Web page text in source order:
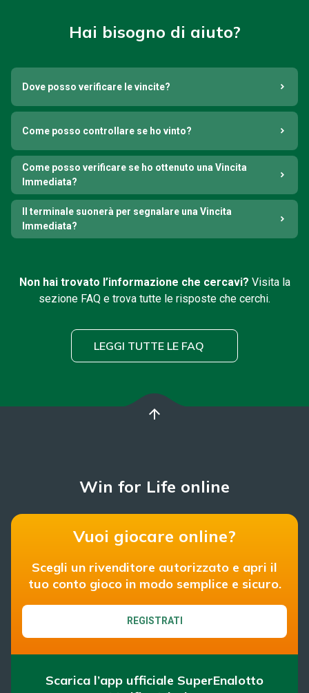
Hai bisogno di aiuto?
Dove posso verificare le vincite?
Come posso controllare se ho vinto?
Come posso verificare se ho ottenuto una Vincita
Immediata?
Il terminale suonerà per segnalare una Vincita
Immediata?
Non hai trovato l’informazione che cercavi? Visita la
sezione FAQ e trova tutte le risposte che cerchi.
LEGGI TUTTE LE FAQ
arrow_upward
Win for Life online
Vuoi giocare online?
Scegli un rivenditore autorizzato e apri il
tuo conto gioco in modo semplice e sicuro.
REGISTRATI
Scarica l’app ufficiale SuperEnalotto